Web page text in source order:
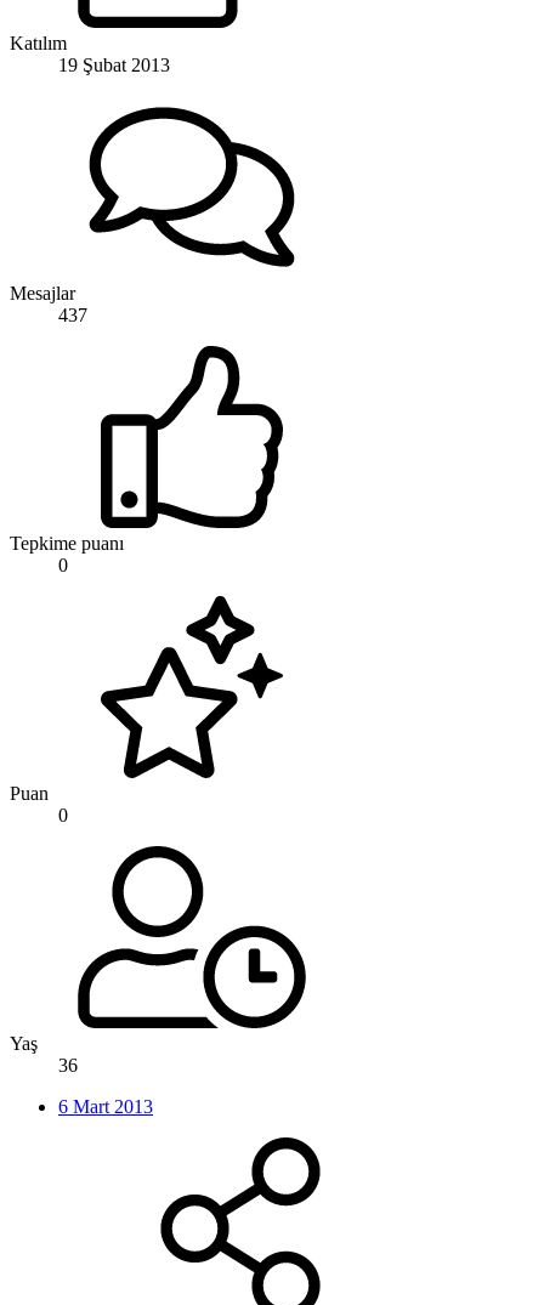
Katılım
19 Şubat 2013
Mesajlar
437
Tepkime puanı
0
Puan
0
Yaş
36
6 Mart 2013